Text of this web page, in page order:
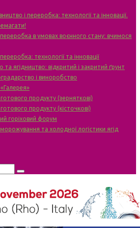
і переробка: технології та інновації.
переробка в умовах воєнного стану: вчимося
технології та інновації
та ягідництво: відкритий і закритий ґрунт
і виноробство
продукту (зерняткові)
продукту (кісточкові)
горіховий форум
та холодної логістики ягід